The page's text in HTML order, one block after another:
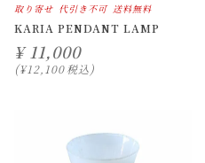
取り寄せ 代引き不可 送料無料
KARIA PENDANT LAMP
¥ 11,000
¥12,100税込